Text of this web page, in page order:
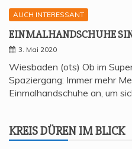
AUCH INTERESSANT
EIN­MAL­HAND­SCHU­HE
3. Mai 2020
Wiesbaden (ots) Ob im
Spaziergang: Immer mehr
Einmalhandschuhe an, um
KREIS DÜREN IM BLICK